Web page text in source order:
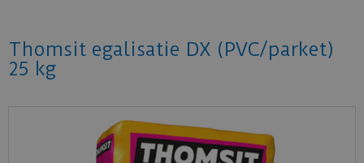
Thomsit egalisatie DX (PVC/parket)
25 kg